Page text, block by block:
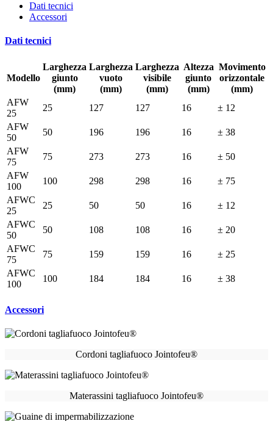
Dati tecnici
Accessori
Dati tecnici
Modello
Larghezza
giunto
(mm)
Larghezza
vuoto
(mm)
Larghezza
visibile
(mm)
Altezza
giunto
(mm)
Movimento
orizzontale
(mm)
AFW
25
25 127 127 16
± 12
AFW
50
50 196 196 16
± 38
AFW
75
75 273 273 16
± 50
AFW
100
100 298 298 16
± 75
AFWC
25
25 50 50 16
± 12
AFWC
50
50 108 108 16
± 20
AFWC
75
75 159 159 16
± 25
AFWC
100
100 184 184 16 ± 38
Accessori
Cordoni tagliafuoco Jointofeu®
Materassini tagliafuoco Jointofeu®